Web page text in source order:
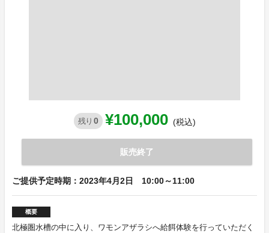
残り 0 ¥100,000 (税込)
販売終了
ご提供予定時期：2023年4月2日 10:00～11:00
概要
北極圏水槽の中に入り、ワモンアザラシへ給餌体験を行っていただく